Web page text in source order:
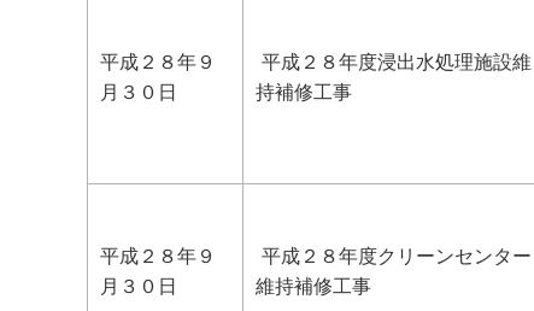
平成２８年９
月３０日
平成２８年度浸出水処理施設維
持補修工事
平成２８年９
月３０日
平成２８年度クリーンセンター
維持補修工事